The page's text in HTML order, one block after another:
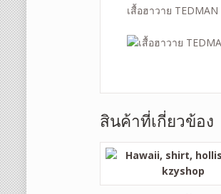
เสื้อฮาวาย TEDMAN
สินค้าที่เกี่ยวข้อง